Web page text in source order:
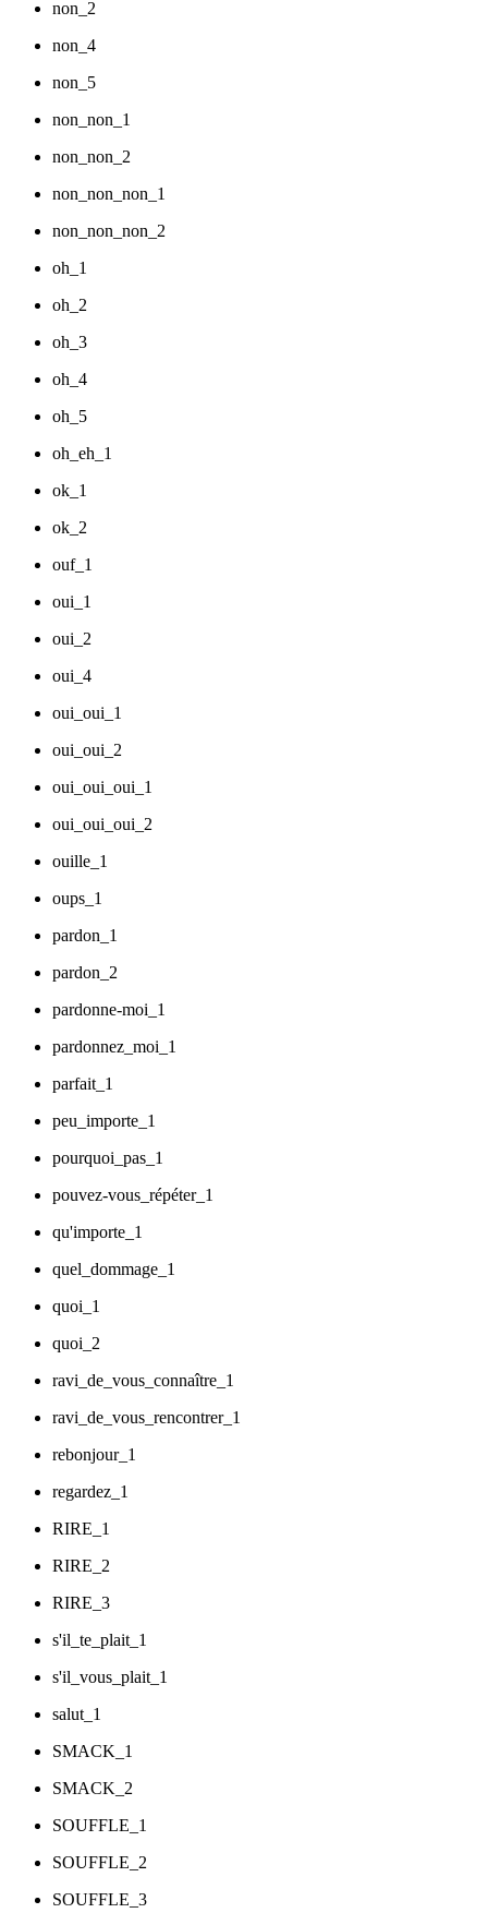
non_2
non_4
non_5
non_non_1
non_non_2
non_non_non_1
non_non_non_2
oh_1
oh_2
oh_3
oh_4
oh_5
oh_eh_1
ok_1
ok_2
ouf_1
oui_1
oui_2
oui_4
oui_oui_1
oui_oui_2
oui_oui_oui_1
oui_oui_oui_2
ouille_1
oups_1
pardon_1
pardon_2
pardonne-moi_1
pardonnez_moi_1
parfait_1
peu_importe_1
pourquoi_pas_1
pouvez-vous_répéter_1
qu'importe_1
quel_dommage_1
quoi_1
quoi_2
ravi_de_vous_connaître_1
ravi_de_vous_rencontrer_1
rebonjour_1
regardez_1
RIRE_1
RIRE_2
RIRE_3
s'il_te_plait_1
s'il_vous_plait_1
salut_1
SMACK_1
SMACK_2
SOUFFLE_1
SOUFFLE_2
SOUFFLE_3